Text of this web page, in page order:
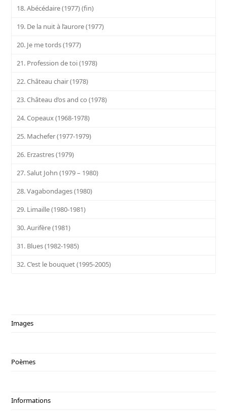
18. Abécédaire (1977) (fin)
19. De la nuit à l’aurore (1977)
20. Je me tords (1977)
21. Profession de toi (1978)
22. Château chair (1978)
23. Château d’os and co (1978)
24. Copeaux (1968-1978)
25. Machefer (1977-1979)
26. Erzastres (1979)
27. Salut John (1979 – 1980)
28. Vagabondages (1980)
29. Limaille (1980-1981)
30. Aurifère (1981)
31. Blues (1982-1985)
32. C’est le bouquet (1995-2005)
Images
Poèmes
Informations